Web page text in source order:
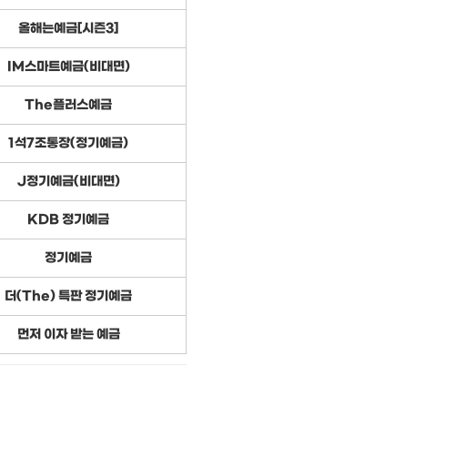
올해는예금[시즌3]
IM스마트예금(비대면)
The플러스예금
1석7조통장(정기예금)
J정기예금(비대면)
KDB 정기예금
정기예금
더(The) 특판 정기예금
먼저 이자 받는 예금